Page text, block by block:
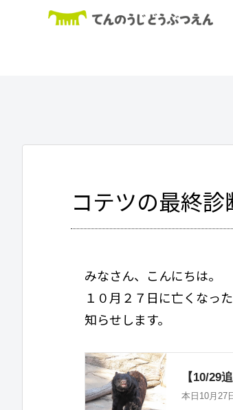
コテツの最終
みなさん、こんにちは。
１０月２７日に亡くなっ
知らせします。